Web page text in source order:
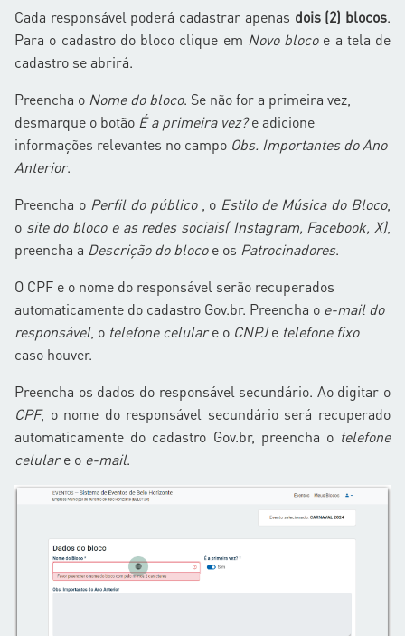
Cada responsável poderá cadastrar apenas dois (2) blocos.
Para o cadastro do bloco clique em Novo blocoe a tela de
cadastro se abrirá.
Preencha o Nome do bloco. Se não for a primeira vez,
desmarque o botão É a primeira vez?e adicione
informações relevantes no campo Obs. Importantes do Ano
Anterior.
Preencha o Perfil do público, o Estilo de Música do Bloco,
o site do bloco e as redes sociais( Instagram, Facebook, X),
preencha a Descrição do blocoe os Patrocinadores.
O CPF e o nome do responsável serão recuperados
automaticamente do cadastro Gov.br. Preencha o e-mail do
responsável, o telefone celulare o CNPJe telefone fixo
caso houver.
Preencha os dados do responsável secundário. Ao digitar o
CPF, o nome do responsável secundário será recuperado
automaticamente do cadastro Gov.br, preencha o telefone
celulare o e-mail.